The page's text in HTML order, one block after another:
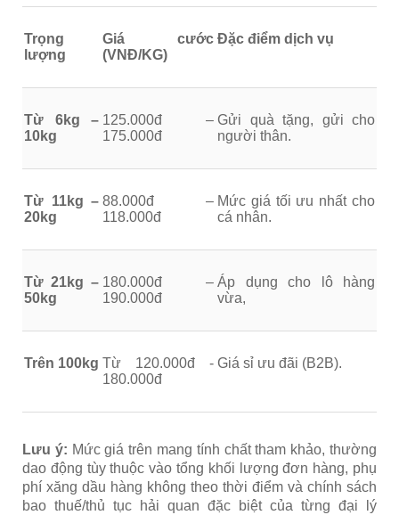
Trọng
lượng
Giá cước
(VNĐ/KG)
Đặc điểm dịch vụ
Từ 6kg –
10kg
125.000đ –
175.000đ
Gửi quà tặng, gửi cho
người thân.
Từ 11kg –
20kg
88.000đ –
118.000đ
Mức giá tối ưu nhất cho
cá nhân.
Từ 21kg –
50kg
180.000đ –
190.000đ
Áp dụng cho lô hàng
vừa,
Trên 100kg Từ 120.000đ -
180.000đ
Giá sỉ ưu đãi (B2B).
Lưu ý: Mức giá trên mang tính chất tham khảo, thường
dao động tùy thuộc vào tổng khối lượng đơn hàng, phụ
phí xăng dầu hàng không theo thời điểm và chính sách
bao thuế/thủ tục hải quan đặc biệt của từng đại lý